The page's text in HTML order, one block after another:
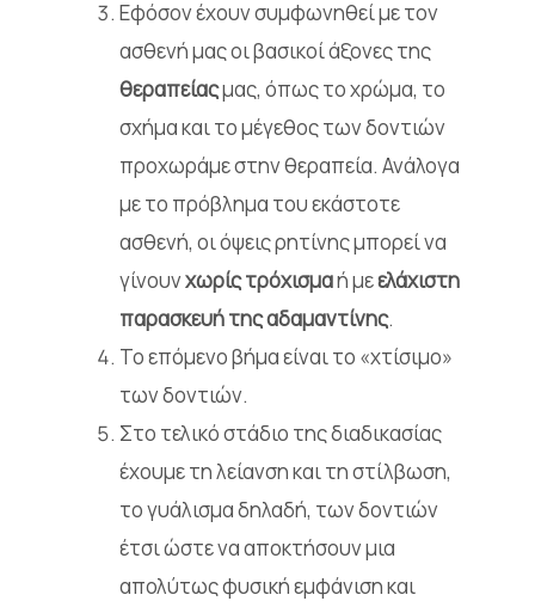
Εφόσον έχουν συμφωνηθεί με τον
ασθενή μας οι βασικοί άξονες της
θεραπείαςμας, όπως το χρώμα, το
σχήμα και το μέγεθος των δοντιών
προχωράμε στην θεραπεία. Ανάλογα
με το πρόβλημα του εκάστοτε
ασθενή, οι όψεις ρητίνης μπορεί να
γίνουνχωρίς τρόχισμαή μεελάχιστη
παρασκευή της αδαμαντίνης.
Το επόμενοβήμαείναι το «χτίσιμο»
των δοντιών.
Στο τελικό στάδιο της διαδικασίας
έχουμε τη λείανση και τη στίλβωση,
το γυάλισμα δηλαδή, των δοντιών
έτσι ώστε να αποκτήσουν μια
απολύτως φυσική εμφάνιση και